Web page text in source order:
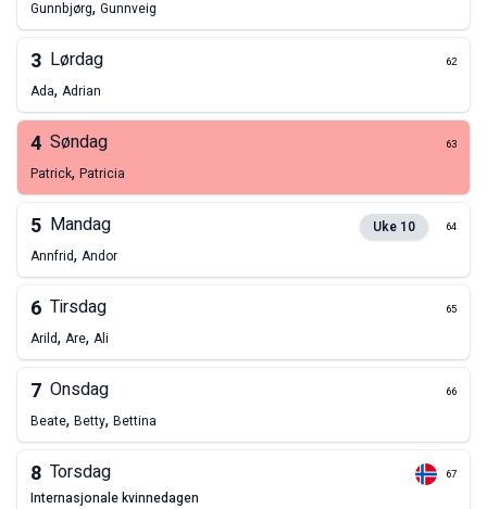
Gunnbjørg, Gunnveig
3 Lørdag 62
Ada, Adrian
4 Søndag 63
Patrick, Patricia
5 Mandag Uke 10 64
Annfrid, Andor
6 Tirsdag 65
Arild, Are, Ali
7 Onsdag 66
Beate, Betty, Bettina
8 Torsdag 67
internasjonale kvinnedagen